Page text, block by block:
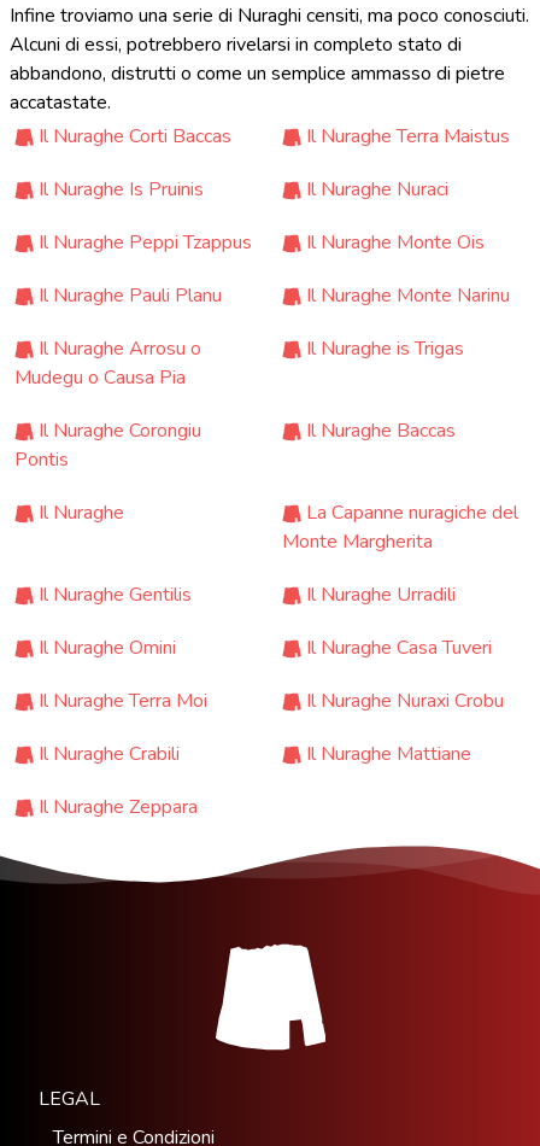
Infine troviamo una serie di Nuraghi censiti, ma poco conosciuti.
Alcuni di essi, potrebbero rivelarsi in completo stato di
abbandono, distrutti o come un semplice ammasso di pietre
accatastate.
Il Nuraghe Corti Baccas
Il Nuraghe Terra Maistus
Il Nuraghe Is Pruinis
Il Nuraghe Nuraci
Il Nuraghe Peppi Tzappus
Il Nuraghe Monte Ois
Il Nuraghe Pauli Planu
Il Nuraghe Monte Narinu
Il Nuraghe Arrosu o
Mudegu o Causa Pia
Il Nuraghe is Trigas
Il Nuraghe Corongiu
Pontis
Il Nuraghe Baccas
Il Nuraghe
La Capanne nuragiche del
Monte Margherita
Il Nuraghe Gentilis
Il Nuraghe Urradili
Il Nuraghe Omini
Il Nuraghe Casa Tuveri
Il Nuraghe Terra Moi
Il Nuraghe Nuraxi Crobu
Il Nuraghe Crabili
Il Nuraghe Mattiane
Il Nuraghe Zeppara
LEGAL
Termini e Condizioni